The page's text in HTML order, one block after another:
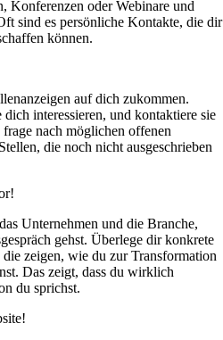
Konferenzen oder Webinare und
sind es persönliche Kontakte, die dir
können.
auf dich zukommen.
interessieren, und kontaktiere sie
nach möglichen offenen
die noch nicht ausgeschrieben
Unternehmen und die Branche,
gehst. Überlege dir konkrete
zeigen, wie du zur Transformation
Das zeigt, dass du wirklich
du sprichst.